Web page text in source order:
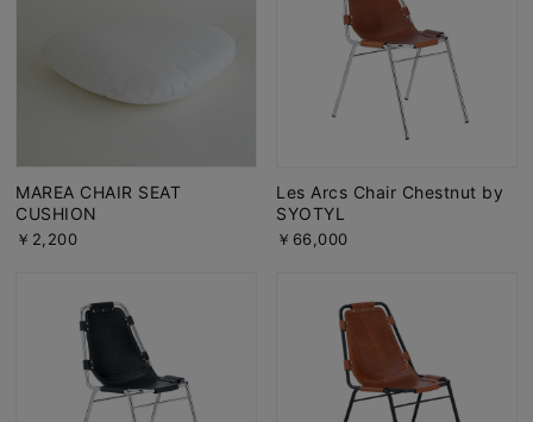
MAREA CHAIR SEAT
CUSHION
￥2,200
Les Arcs Chair Chestnut by
SYOTYL
￥66,000